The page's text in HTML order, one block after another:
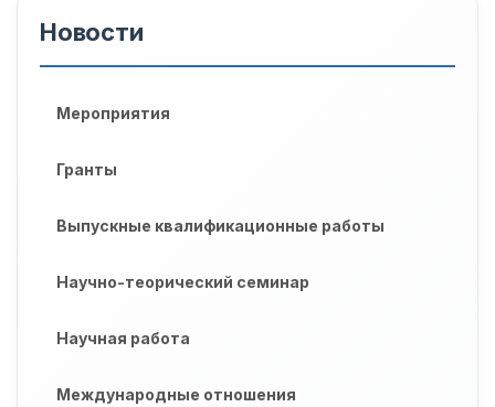
Новости
Мероприятия
Гранты
Выпускные квалификационные работы
Научно-теорический семинар
Научная работа
Международные отношения